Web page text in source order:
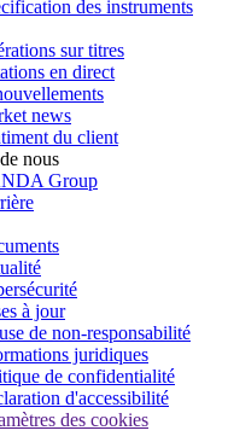
des instruments
sur titres
en direct
news
du client
nous
Group
à jour
de non-responsabilité
juridiques
de confidentialité
d'accessibilité
des cookies